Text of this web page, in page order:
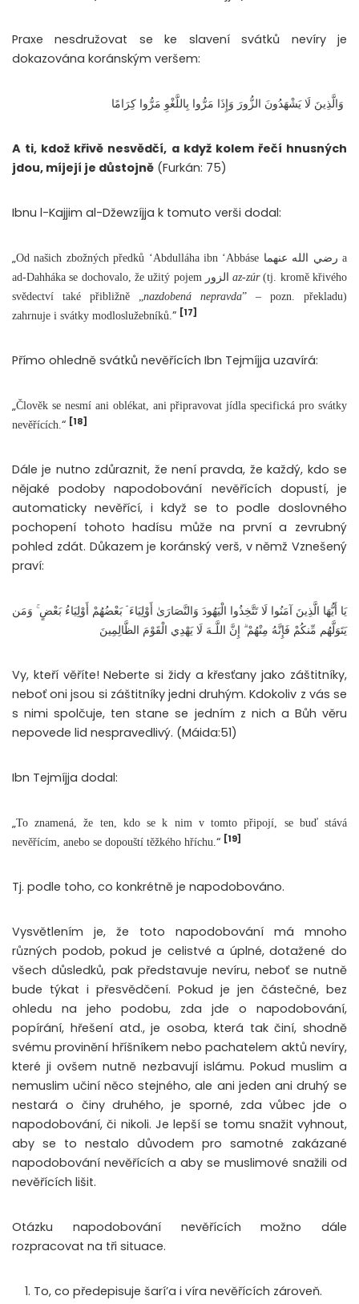
Praxe nesdružovat se ke slavení svátků nevíry je
dokazována koránským veršem:
وَالَّذِينَ لَا يَشْهَدُونَ الزُّورَ وَإِذَا مَرُّوا بِاللَّغْوِ مَرُّوا كِرَامًا
A ti, kdož křivě nesvědčí, a když kolem řečí hnusných
jdou, míjejí je důstojně (Furkán: 75)
Ibnu l-Kajjim al-Džewzíjja k tomuto verši dodal:
„Od našich zbožných předků ‘Abdulláha ibn ‘Abbáse رضي الله عنهما a
ad-Dahháka se dochovalo, že užitý pojem الزورaz-zúr(tj. kromě křivého
svědectví také přibližně
nazdobená nepravda” – pozn. překladu)
zahrnuje i svátky modloslužebníků. ” [17]
Přímo ohledně svátků nevěřících Ibn Tejmíjja uzavírá:
„Člověk se nesmí ani oblékat, ani připravovat jídla specifická pro svátky
nevěřících. “ [18]
Dále je nutno zdůraznit, že není pravda, že každý, kdo se
nějaké podoby napodobování nevěřících dopustí, je
automaticky nevěřící, i když se to podle doslovného
pochopení tohoto hadísu může na první a zevrubný
pohled zdát. Důkazem je koránský verš, v němž Vznešený
praví:
يَا أَيُّهَا الَّذِينَ آمَنُوا لَا تَتَّخِذُوا الْيَهُودَ وَالنَّصَارَىٰ أَوْلِيَاءَ ۘ بَعْضُهُمْ أَوْلِيَاءُ بَعْضٍ ۚ وَمَن
يَتَوَلَّهُم مِّنكُمْ فَإِنَّهُ مِنْهُمْ ۗ إِنَّ اللَّـهَ لَا يَهْدِي الْقَوْمَ الظَّالِمِينَ
Vy, kteří věříte! Neberte si židy a křesťany jako záštitníky,
neboť oni jsou si záštitníky jedni druhým. Kdokoliv z vás se
s nimi spolčuje, ten stane se jedním z nich a Bůh věru
nepovede lid nespravedlivý. (Máida:51)
Ibn Tejmíjja dodal:
„To znamená, že ten, kdo se k nim v tomto připojí, se buď stává
nevěřícím, anebo se dopouští těžkého hříchu. “ [19]
Tj. podle toho, co konkrétně je napodobováno.
Vysvětlením je, že toto napodobování má mnoho
různých podob, pokud je celistvé a úplné, dotažené do
všech důsledků, pak představuje nevíru, neboť se nutně
bude týkat i přesvědčení. Pokud je jen částečné, bez
ohledu na jeho podobu, zda jde o napodobování,
popírání, hřešení atd., je osoba, která tak činí, shodně
svému provinění hříšníkem nebo pachatelem aktů nevíry,
které ji ovšem nutně nezbavují islámu. Pokud muslim a
nemuslim učiní něco stejného, ale ani jeden ani druhý se
nestará o činy druhého, je sporné, zda vůbec jde o
napodobování, či nikoli. Je lepší se tomu snažit vyhnout,
aby se to nestalo důvodem pro samotné zakázané
napodobování nevěřících a aby se muslimové snažili od
nevěřících lišit.
Otázku napodobování nevěřících možno dále
rozpracovat na tři situace.
1. To, co předepisuje šarí’a i víra nevěřících zároveň.